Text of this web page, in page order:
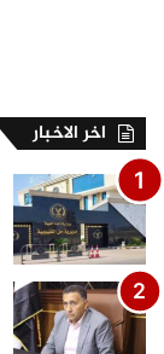
اخر الاخبار